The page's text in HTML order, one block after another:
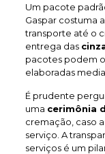
Um pacote
Gaspar costuma
transporte até o
entrega das
pacotes podem
elaboradas
É prudente
uma cerimônia
cremação, caso
serviço. A
serviços é um